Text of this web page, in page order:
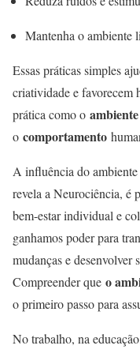
Mantenha o ambiente
Essas práticas simples
criatividade e favorecem
prática como o ambiente
o comportamento
A influência do
revela a Neurociência, é
bem-estar individual e
ganhamos poder para
mudanças e desenvolver
Compreender que o
o primeiro passo para
No trabalho, na